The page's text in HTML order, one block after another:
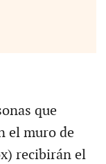
que
el muro de
recibirán el